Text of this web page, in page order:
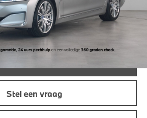
Offerte aanvraag
Stel een vraag